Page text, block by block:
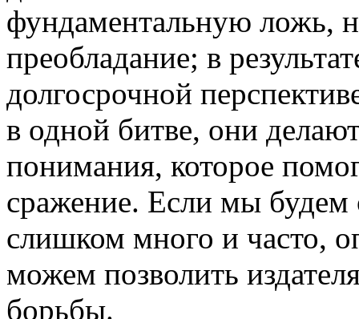
фундаментальную ложь,
преобладание; в
долгосрочной
в одной битве, они
понимания, которое
сражение. Если мы будем
слишком много и часто,
можем позволить
борьбы.